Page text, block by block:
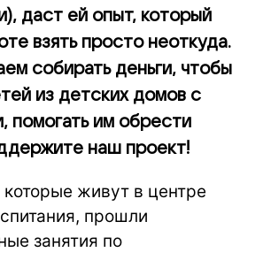
даст ей опыт, который
взять просто неоткуда.
собирать деньги, чтобы
из детских домов с
помогать им обрести
наш проект!
живут в центре
прошли
занятия по